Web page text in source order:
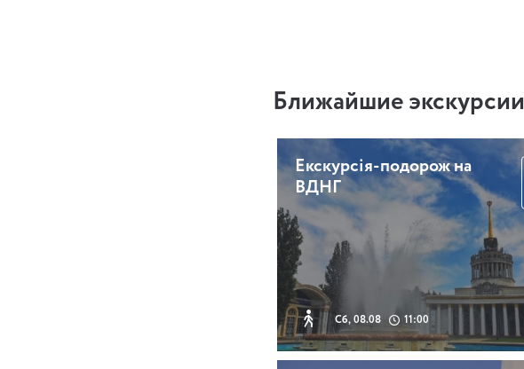
Ближайшие экскурсии
Екскурсія-подорож на
ВДНГ
Сб, 08.08 11:00